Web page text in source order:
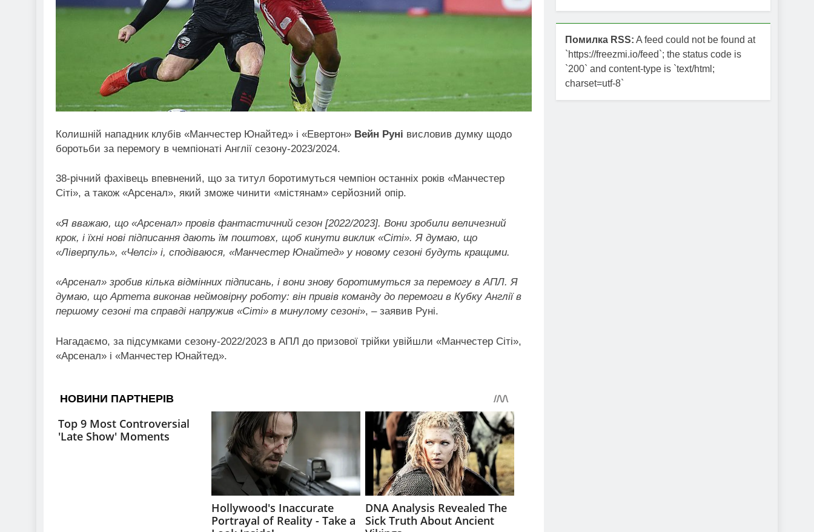
Колишній нападник клубів «Манчестер Юнайтед» і «Евертон» Вейн Руні висловив думку щодо
боротьби за перемогу в чемпіонаті Англії сезону-2023/2024.
38-річний фахівець впевнений, що за титул боротимуться чемпіон останніх років «Манчестер
Сіті», а також «Арсенал», який зможе чинити «містянам» серйозний опір.
«Я вважаю, що «Арсенал» провів фантастичний сезон [2022/2023]. Вони зробили величезний
крок, і їхні нові підписання дають їм поштовх, щоб кинути виклик «Сіті». Я думаю, що
«Ліверпуль», «Челсі» і, сподіваюся, «Манчестер Юнайтед» у новому сезоні будуть кращими.
«Арсенал» зробив кілька відмінних підписань, і вони знову боротимуться за перемогу в АПЛ. Я
думаю, що Артета виконав неймовірну роботу: він привів команду до перемоги в Кубку Англії в
першому сезоні та справді напружив «Сіті» в минулому сезоні», – заявив Руні.
Нагадаємо, за підсумками сезону-2022/2023 в АПЛ до призової трійки увійшли «Манчестер Сіті»,
«Арсенал» і «Манчестер Юнайтед».
Помилка RSS: A feed could not be found at
`https://freezmi.io/feed`; the status code is
`200` and content-type is `text/html;
charset=utf-8`